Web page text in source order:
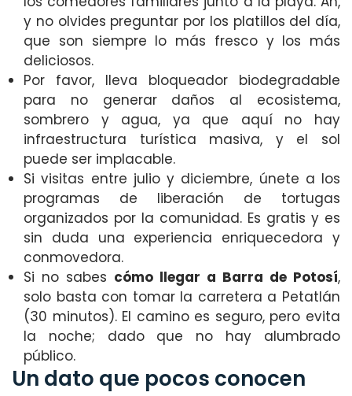
y no olvides preguntar por los platillos del día,
que son siempre lo más fresco y los más
deliciosos.
Por favor, lleva bloqueador biodegradable
para no generar daños al ecosistema,
sombrero y agua, ya que aquí no hay
infraestructura turística masiva, y el sol
puede ser implacable.
Si visitas entre julio y diciembre, únete a los
programas de liberación de tortugas
organizados por la comunidad. Es gratis y es
sin duda una experiencia enriquecedora y
conmovedora.
Si no sabes cómo llegar a Barra de Potosí,
solo basta con tomar la carretera a Petatlán
(30 minutos). El camino es seguro, pero evita
la noche; dado que no hay alumbrado
público.
Un dato que pocos conocen